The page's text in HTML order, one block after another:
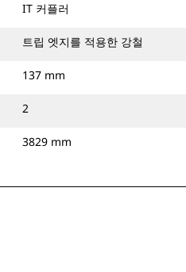
IT 커플러
트립 엣지를 적용한 강철
137 mm
2
3829 mm